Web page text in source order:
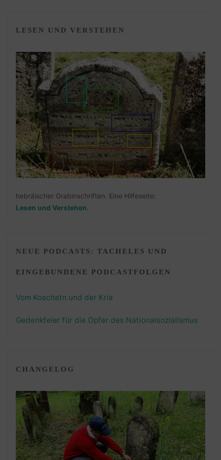
LESEN UND VERSTEHEN
hebräischer Grabinschriften. Eine Hilfeseite:
Lesen und Verstehen
NEUE PODCASTS: TACHELES UND
EINGEBUNDENE PODCASTFOLGEN
Vom Koschatn und der Kria
Gedenkfeier für die Opfer des Nationalsozialismus
CHANGELOG